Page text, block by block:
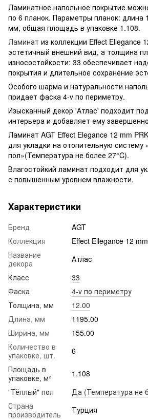
Ламинатное напольное покрытие
по 6 планок. Параметры планок:
мм, общая площадь в упаковке 1.108.
Ламинат из коллекции Effect Ellegance
эстетичный внешний вид, а толщина
износостойкости: 33 обеспечивает
покрытия и длительное сохранение
Особого шарма и натуральности
придает фаска 4-v по периметру.
Изысканный декор 'Атлас' подходит
интерьера и добавляет ему
Ламинат AGT Effect Elegance 12 mm
для укладки на отопительную систему
пол»(Температура не более 27°C).
Влагостойкий ламинат подходит для
с повышенным уровнем влажности.
Характеристики
Бренд
AGT
Коллекция
Effect Ellegance 12 mm
Название
декора
Атлас
Класс
33
Фаска
4-v по периметру
Толщина, мм
12.00
Длина, мм
1195.00
Ширина, мм
155.00
Количество в
упаковке, шт.
6
Площадь в
упаковке, м²
1.108
"Тёплый" пол
Да (Температура не
Страна
производитель
Турция